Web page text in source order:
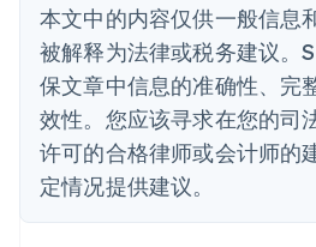
本文中的内容仅供一般信息
被解释为法律或税务建议。
保文章中信息的准确性、完
效性。您应该寻求在您的司
许可的合格律师或会计师的
定情况提供建议。
English
丹麦
English
德国
DeutschEnglish
法国
FrançaisEnglish
芬兰
EnglishSvenska